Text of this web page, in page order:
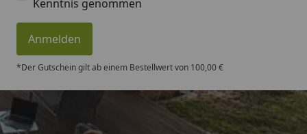
Kenntnis genommen
Anmelden
*Der Gutschein gilt ab einem Bestellwert von 100,00 €